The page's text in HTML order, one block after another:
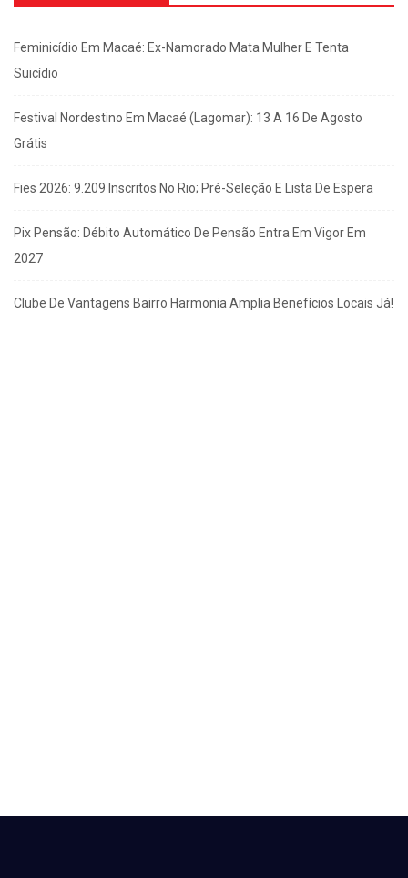
Feminicídio Em Macaé: Ex-Namorado Mata Mulher E Tenta
Suicídio
Festival Nordestino Em Macaé (Lagomar): 13 A 16 De Agosto
Grátis
Fies 2026: 9.209 Inscritos No Rio; Pré-Seleção E Lista De Espera
Pix Pensão: Débito Automático De Pensão Entra Em Vigor Em
2027
Clube De Vantagens Bairro Harmonia Amplia Benefícios Locais Já!